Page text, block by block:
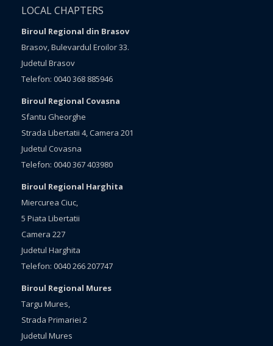
LOCAL CHAPTERS
Biroul Regional din Brasov
Brasov, Bulevardul Eroilor 33.
Judetul Brasov
Telefon: 0040 368 885946
Biroul Regional Covasna
Sfantu Gheorghe
Strada Libertatii 4, Camera 201
Judetul Covasna
Telefon: 0040 367 403980
Biroul Regional Harghita
Miercurea Ciuc,
5 Piata Libertatii
Camera 227
Judetul Harghita
Telefon: 0040 266 207747
Biroul Regional Mures
Targu Mures,
Strada Primariei 2
Judetul Mures